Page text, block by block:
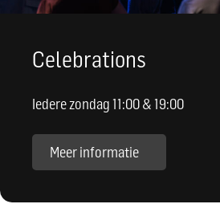
Celebrations
Iedere zondag 11:00 & 19:00
Meer informatie